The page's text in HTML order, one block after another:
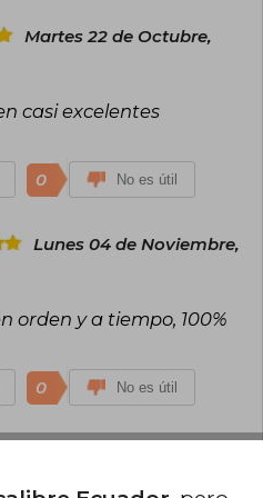
Martes 22 de Octubre,
casi excelentes
0 No es útil
Lunes 04 de Noviembre,
orden y a tiempo, 100%
0 No es útil